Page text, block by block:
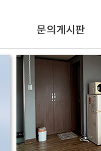
문의게시판